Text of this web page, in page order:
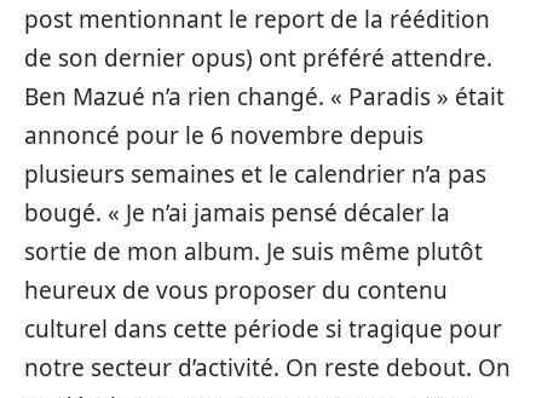
post mentionnant le report de la réédition
de son dernier opus) ont préféré attendre.
Ben Mazué n’a rien changé. « Paradis » était
annoncé pour le 6 novembre depuis
plusieurs semaines et le calendrier n’a pas
bougé. « Je n’ai jamais pensé décaler la
sortie de mon album. Je suis même plutôt
heureux de vous proposer du contenu
culturel dans cette période si tragique pour
notre secteur d’activité. On reste debout. On